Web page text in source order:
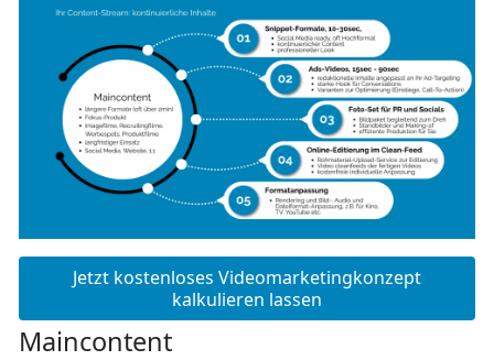
Jetzt kostenloses Videomarketingkonzept
kalkulieren lassen
Maincontent